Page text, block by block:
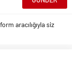
aracılığıyla siz